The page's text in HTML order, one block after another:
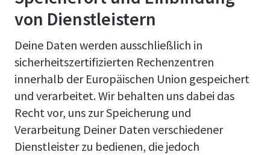
von Dienstleistern
Deine Daten werden ausschließlich in
sicherheitszertifizierten Rechenzentren
innerhalb der Europäischen Union gespeichert
und verarbeitet. Wir behalten uns dabei das
Recht vor, uns zur Speicherung und
Verarbeitung Deiner Daten verschiedener
Dienstleister zu bedienen, die jedoch